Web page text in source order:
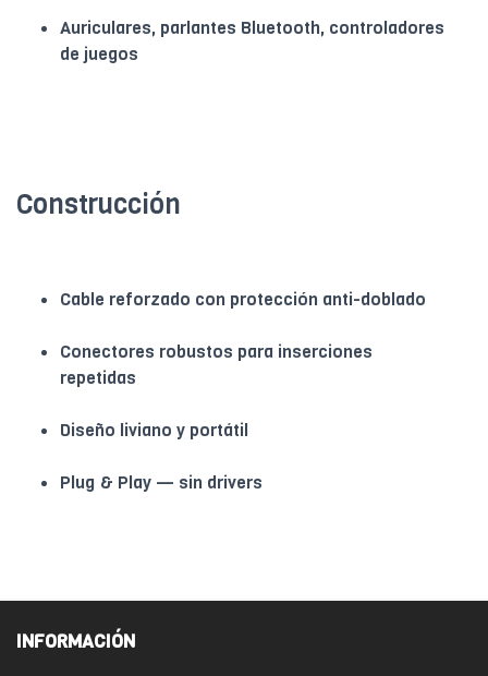
Auriculares, parlantes Bluetooth, controladores
de juegos
Construcción
Cable reforzado con protección anti-doblado
Conectores robustos para inserciones
repetidas
Diseño liviano y portátil
Plug & Play — sin drivers
INFORMACIÓN